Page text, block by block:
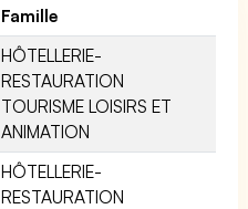
Famille
HÔTELLERIE-
RESTAURATION
TOURISME LOISIRS ET
ANIMATION
HÔTELLERIE-
RESTAURATION